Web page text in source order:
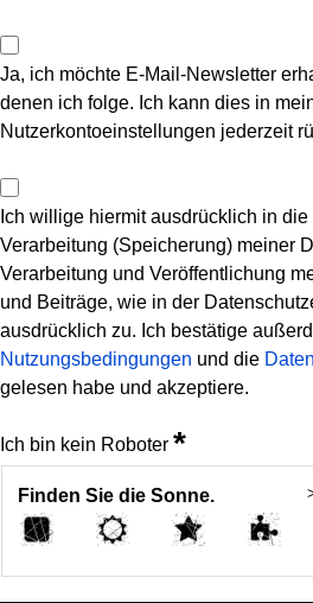
Ja, ich möchte E-Mail-Newsletter
denen ich folge. Ich kann dies in
Nutzerkontoeinstellungen jederzeit
Ich willige hiermit ausdrücklich in
Verarbeitung (Speicherung) meiner
Verarbeitung und Veröffentlichung
und Beiträge, wie in der
ausdrücklich zu. Ich bestätige
Nutzungsbedingungen und die
gelesen habe und akzeptiere.
Ich bin kein Roboter *
Finden Sie die Sonne.